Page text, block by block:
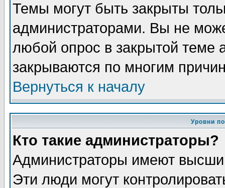
Темы могут быть закрыты
администраторами. Вы не
любой опрос в закрытой теме
закрываются по многим
Вернуться к началу
Уровни
Кто такие администраторы?
Администраторы имеют
Эти люди могут